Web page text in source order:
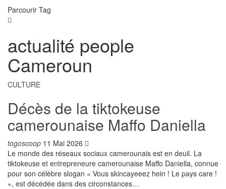
Parcourir Tag
actualité people
Cameroun
CULTURE
Décès de la tiktokeuse
camerounaise Maffo Daniella
togoscoop 11 Mai 2026
Le monde des réseaux sociaux camerounais est en deuil. La
tiktokeuse et entrepreneure camerounaise Maffo Daniella, connue
pour son célèbre slogan « Vous skincayeeez hein ! Le pays care !
», est décédée dans des circonstances…